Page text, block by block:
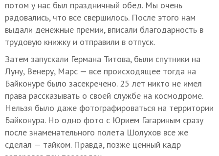
потом у нас был праздничный обед. Мы очень
радовались, что все свершилось. После этого нам
выдали денежные премии, вписали благодарность в
трудовую книжку и отправили в отпуск.
Затем запускали Германа Титова, были спутники на
Луну, Венеру, Марс — все происходящее тогда на
Байконуре было засекречено. 25 лет никто не имел
права рассказывать о своей службе на космодроме.
Нельзя было даже фотографироваться на территории
Байконура. Но одно фото с Юрием Гагариным сразу
после знаменательного полета Шолухов все же
сделал — тайком. Правда, позже ценный кадр